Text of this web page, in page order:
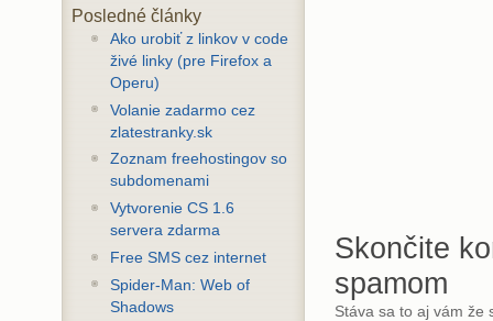
Posledné články
Ako urobiť z linkov v code
živé linky (pre Firefox a
Operu)
Volanie zadarmo cez
zlatestranky.sk
Zoznam freehostingov so
subdomenami
Vytvorenie CS 1.6
servera zdarma
Free SMS cez internet
Spider-Man: Web of
Shadows
Skončite
spamom
Stáva sa to aj vám že